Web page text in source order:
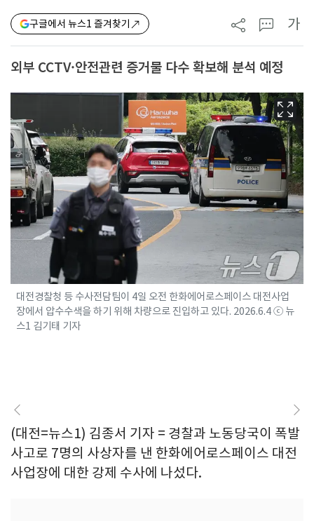
구글에서 뉴스1 즐겨찾기 가
외부 CCTV·안전관련 증거물 다수 확보해 분석 예정
대전경찰청 등 수사전담팀이 4일 오전 한화에어로스페이스 대전사업
장에서 압수수색을 하기 위해 차량으로 진입하고 있다. 2026.6.4 ⓒ 뉴
스1 김기태 기자
(대전=뉴스1) 김종서 기자 = 경찰과 노동당국이 폭발
사고로 7명의 사상자를 낸 한화에어로스페이스 대전
사업장에 대한 강제 수사에 나섰다.